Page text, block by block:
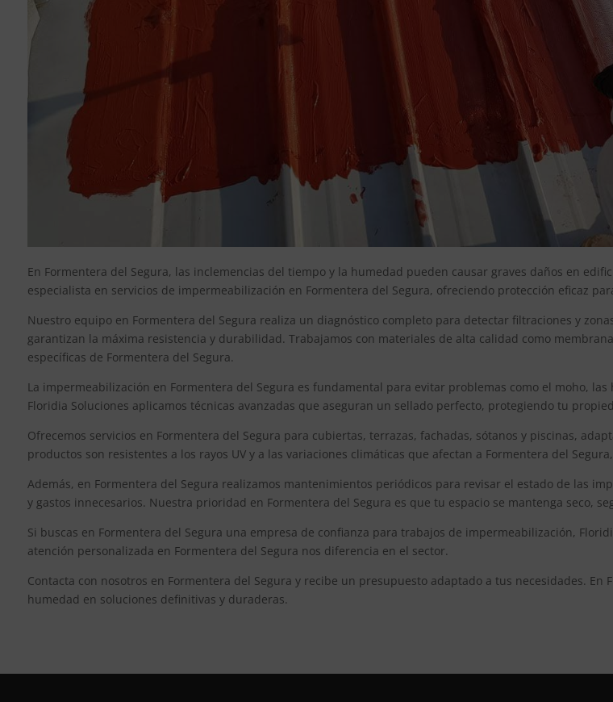
En Formentera del Segura, las inclemencias del tiempo y la humedad pueden causar graves daños en
especialista en servicios de impermeabilización en Formentera del Segura, ofreciendo protección eficaz
Nuestro equipo en Formentera del Segura realiza un diagnóstico completo para detectar filtraciones y
garantizan la máxima resistencia y durabilidad. Trabajamos con materiales de alta calidad como
específicas de Formentera del Segura.
La impermeabilización en Formentera del Segura es fundamental para evitar problemas como el moho,
Floridia Soluciones aplicamos técnicas avanzadas que aseguran un sellado perfecto, protegiendo tu
Ofrecemos servicios en Formentera del Segura para cubiertas, terrazas, fachadas, sótanos y piscinas,
productos son resistentes a los rayos UV y a las variaciones climáticas que afectan a Formentera del
Además, en Formentera del Segura realizamos mantenimientos periódicos para revisar el estado de las
y gastos innecesarios. Nuestra prioridad en Formentera del Segura es que tu espacio se mantenga seco,
Si buscas en Formentera del Segura una empresa de confianza para trabajos de impermeabilización,
atención personalizada en Formentera del Segura nos diferencia en el sector.
Contacta con nosotros en Formentera del Segura y recibe un presupuesto adaptado a tus necesidades.
humedad en soluciones definitivas y duraderas.